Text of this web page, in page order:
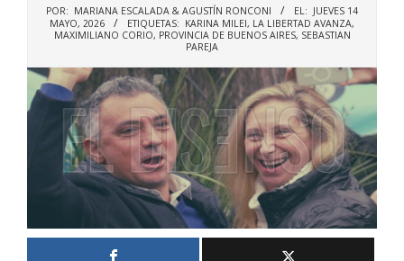
POR: MARIANA ESCALADA & AGUSTÍN RONCONI EL: JUEVES 14
MAYO, 2026
ETIQUETAS: KARINA MILEI, LA LIBERTAD AVANZA,
MAXIMILIANO CORIO, PROVINCIA DE BUENOS AIRES, SEBASTIAN
PAREJA